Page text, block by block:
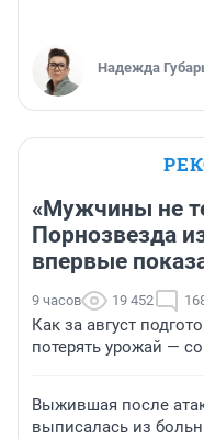
Надежда
«Мужчины не
Порнозвезда
впервые
9 часов 19 452
Как за август
потерять урожай —
Выжившая после
выписалась из